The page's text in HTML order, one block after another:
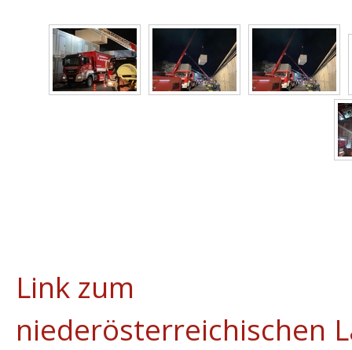
Link zum
niederösterreichischen